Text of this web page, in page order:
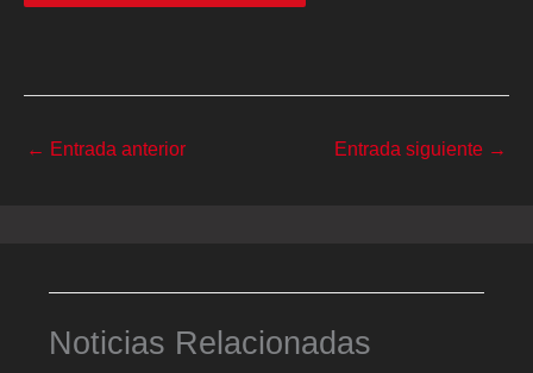
← Entrada anterior Entrada siguiente →
Noticias Relacionadas